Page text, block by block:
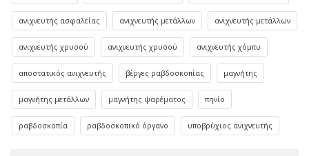
ανιχνευτής ασφαλείας ανιχνευτής μετάλλων ανιχνευτής μετάλλων
ανιχνευτής χρυσού ανιχνευτής χρυσού ανιχνευτής χόμπυ
αποστατικός ανιχνευτής βέργες ραβδοσκοπίας μαγνήτης
μαγνήτης μετάλλων μαγνήτης ψαρέματος πηνίο
ραβδοσκοπία ραβδοσκοπικό όργανο υποβρύχιος ανιχνευτής